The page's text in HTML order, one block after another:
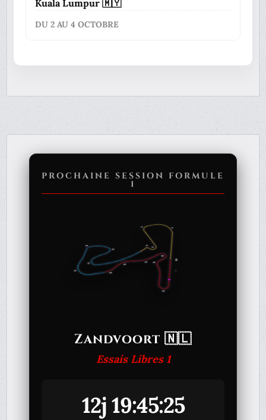
Kuala Lumpur 🇲🇾
DU 2 AU 4 OCTOBRE
PROCHAINE SESSION FORMULE
1
Zandvoort 🇳🇱
Essais Libres 1
12j 19:45:25